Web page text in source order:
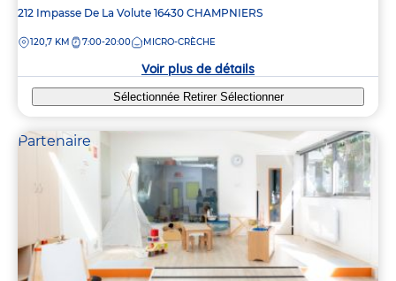
Adresse
la
212 Impasse De La Volute 16430 CHAMPNIERS
DISTANCE
120,7 KM 7:00-20:00 MICRO-CRÈCHE
Voir plus de détails
Sélectionnée Retirer Sélectionner
Partenaire